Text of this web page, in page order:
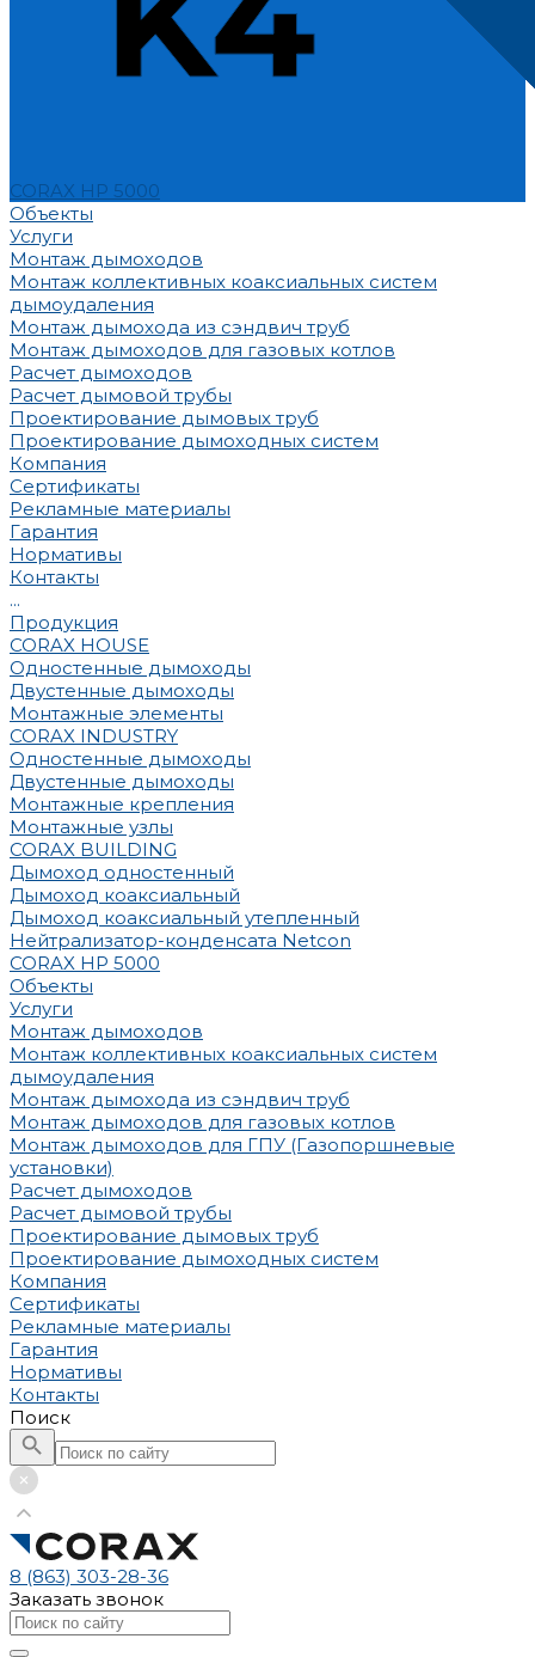
CORAX HP 5000
Объекты
Услуги
Монтаж дымоходов
Монтаж коллективных коаксиальных систем
дымоудаления
Монтаж дымохода из сэндвич труб
Монтаж дымоходов для газовых котлов
Расчет дымоходов
Расчет дымовой трубы
Проектирование дымовых труб
Проектирование дымоходных систем
Компания
Сертификаты
Рекламные материалы
Гарантия
Нормативы
Контакты
...
Продукция
CORAX HOUSE
Одностенные дымоходы
Двустенные дымоходы
Монтажные элементы
CORAX INDUSTRY
Одностенные дымоходы
Двустенные дымоходы
Монтажные крепления
Монтажные узлы
CORAX BUILDING
Дымоход одностенный
Дымоход коаксиальный
Дымоход коаксиальный утепленный
Нейтрализатор-конденсата Netcon
CORAX HP 5000
Объекты
Услуги
Монтаж дымоходов
Монтаж коллективных коаксиальных систем
дымоудаления
Монтаж дымохода из сэндвич труб
Монтаж дымоходов для газовых котлов
Монтаж дымоходов для ГПУ (Газопоршневые
установки)
Расчет дымоходов
Расчет дымовой трубы
Проектирование дымовых труб
Проектирование дымоходных систем
Компания
Сертификаты
Рекламные материалы
Гарантия
Нормативы
Контакты
Поиск
8 (863) 303-28-36
Заказать звонок